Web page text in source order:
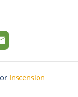
Inscension